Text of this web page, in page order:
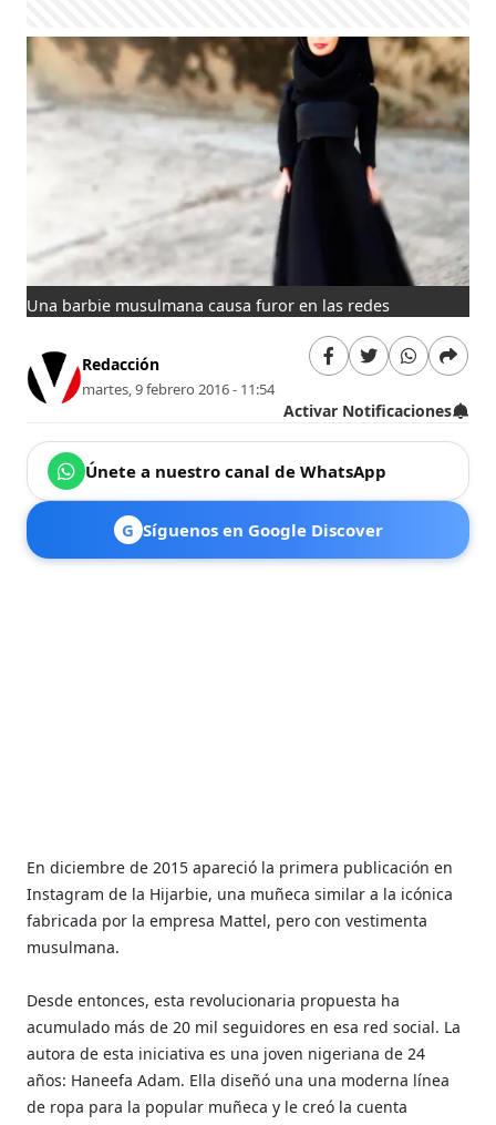
Una barbie musulmana causa furor en las redes
Redacción
martes, 9 febrero 2016 - 11:54
Activar Notificaciones
Únete a nuestro canal de WhatsApp
G Síguenos en Google Discover
En diciembre de 2015 apareció la primera publicación en
Instagram de la Hijarbie, una muñeca similar a la icónica
fabricada por la empresa Mattel, pero con vestimenta
musulmana.
Desde entonces, esta revolucionaria propuesta ha
acumulado más de 20 mil seguidores en esa red social. La
autora de esta iniciativa es una joven nigeriana de 24
años: Haneefa Adam. Elladiseñó una una moderna línea
de ropa para la popular muñeca y le creó la cuenta